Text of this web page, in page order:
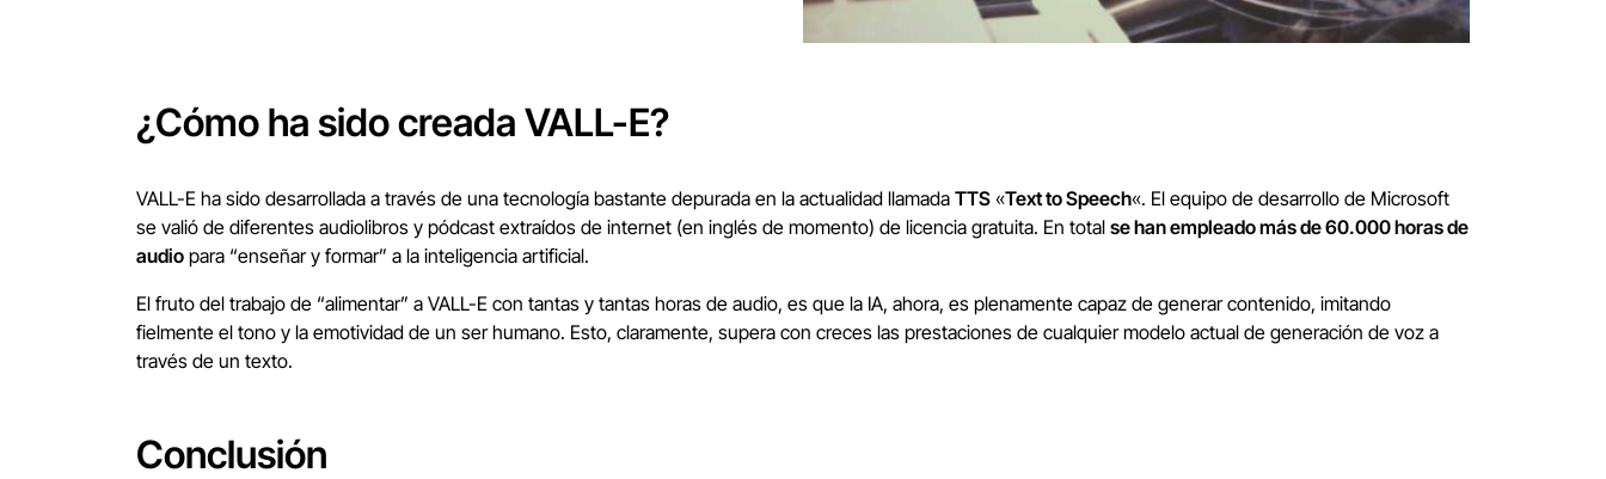
¿Cómo ha sido creada VALL-E?
VALL-E ha sido desarrollada a través de una tecnología bastante depurada en la actualidad llamada TTS «Text to Speech«. El equipo de desarrollo de Microsoft
se valió de diferentes audiolibros y pódcast extraídos de internet (en inglés de momento) de licencia gratuita. En total se han empleado más de 60.000 horas de
audio para “enseñar y formar” a la inteligencia artificial.
El fruto del trabajo de “alimentar” a VALL-E con tantas y tantas horas de audio, es que la IA, ahora, es plenamente capaz de generar contenido, imitando
fielmente el tono y la emotividad de un ser humano. Esto, claramente, supera con creces las prestaciones de cualquier modelo actual de generación de voz a
través de un texto.
Conclusión